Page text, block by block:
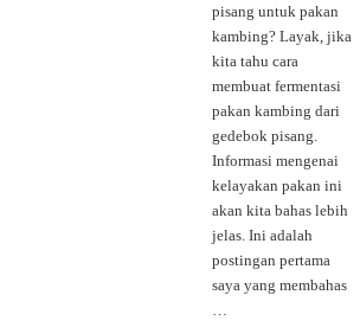
pisang untuk pakan
kambing? Layak, jika
kita tahu cara
membuat fermentasi
pakan kambing dari
gedebok pisang.
Informasi mengenai
kelayakan pakan ini
akan kita bahas lebih
jelas. Ini adalah
postingan pertama
saya yang membahas
…